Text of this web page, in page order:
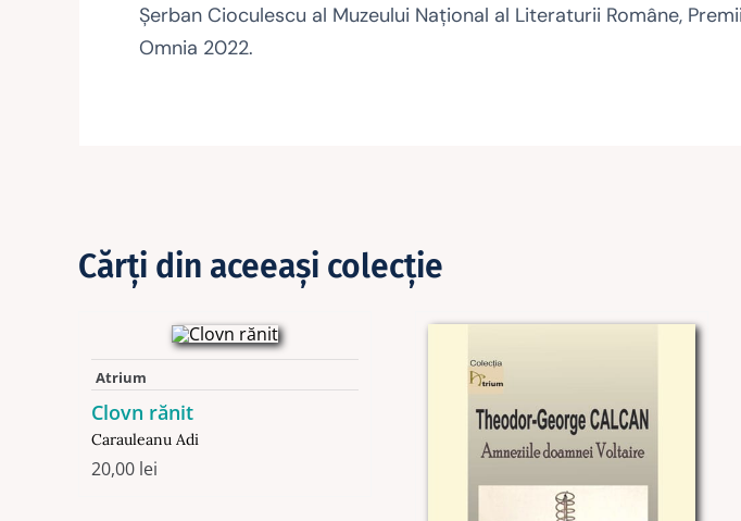
Şerban Cioculescu al Muzeului Naţional al Literaturii Române,
Omnia 2022.
Cărţi din aceeaşi colecţie
Atrium
Clovn rănit
Carauleanu Adi
20,00 lei